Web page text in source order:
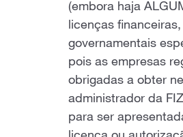
(embora haja
licenças
governamentais
pois as empresas
obrigadas a obter
administrador da
para ser